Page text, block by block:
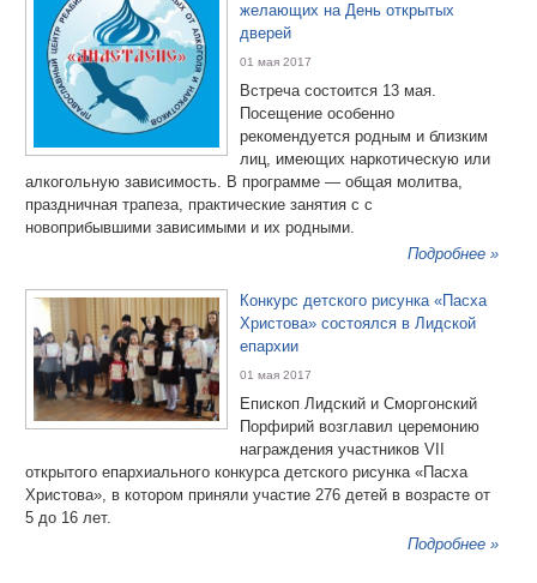
желающих на День открытых
дверей
01 мая 2017
Встреча состоится 13 мая.
Посещение особенно
рекомендуется родным и близким
лиц, имеющих наркотическую или
алкогольную зависимость. В программе — общая молитва,
праздничная трапеза, практические занятия с с
новоприбывшими зависимыми и их родными.
Подробнее »
Конкурс детского рисунка «Пасха
Христова» состоялся в Лидской
епархии
01 мая 2017
Епископ Лидский и Сморгонский
Порфирий возглавил церемонию
награждения участников VII
открытого епархиального конкурса детского рисунка «Пасха
Христова», в котором приняли участие 276 детей в возрасте от
5 до 16 лет.
Подробнее »